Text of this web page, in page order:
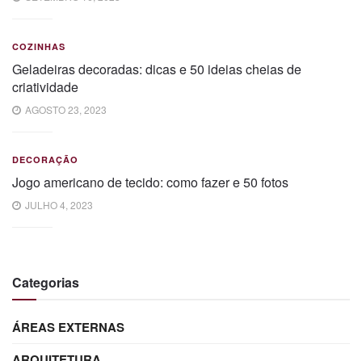
COZINHAS
Geladeiras decoradas: dicas e 50 ideias cheias de
criatividade
AGOSTO 23, 2023
DECORAÇÃO
Jogo americano de tecido: como fazer e 50 fotos
JULHO 4, 2023
Categorias
ÁREAS EXTERNAS